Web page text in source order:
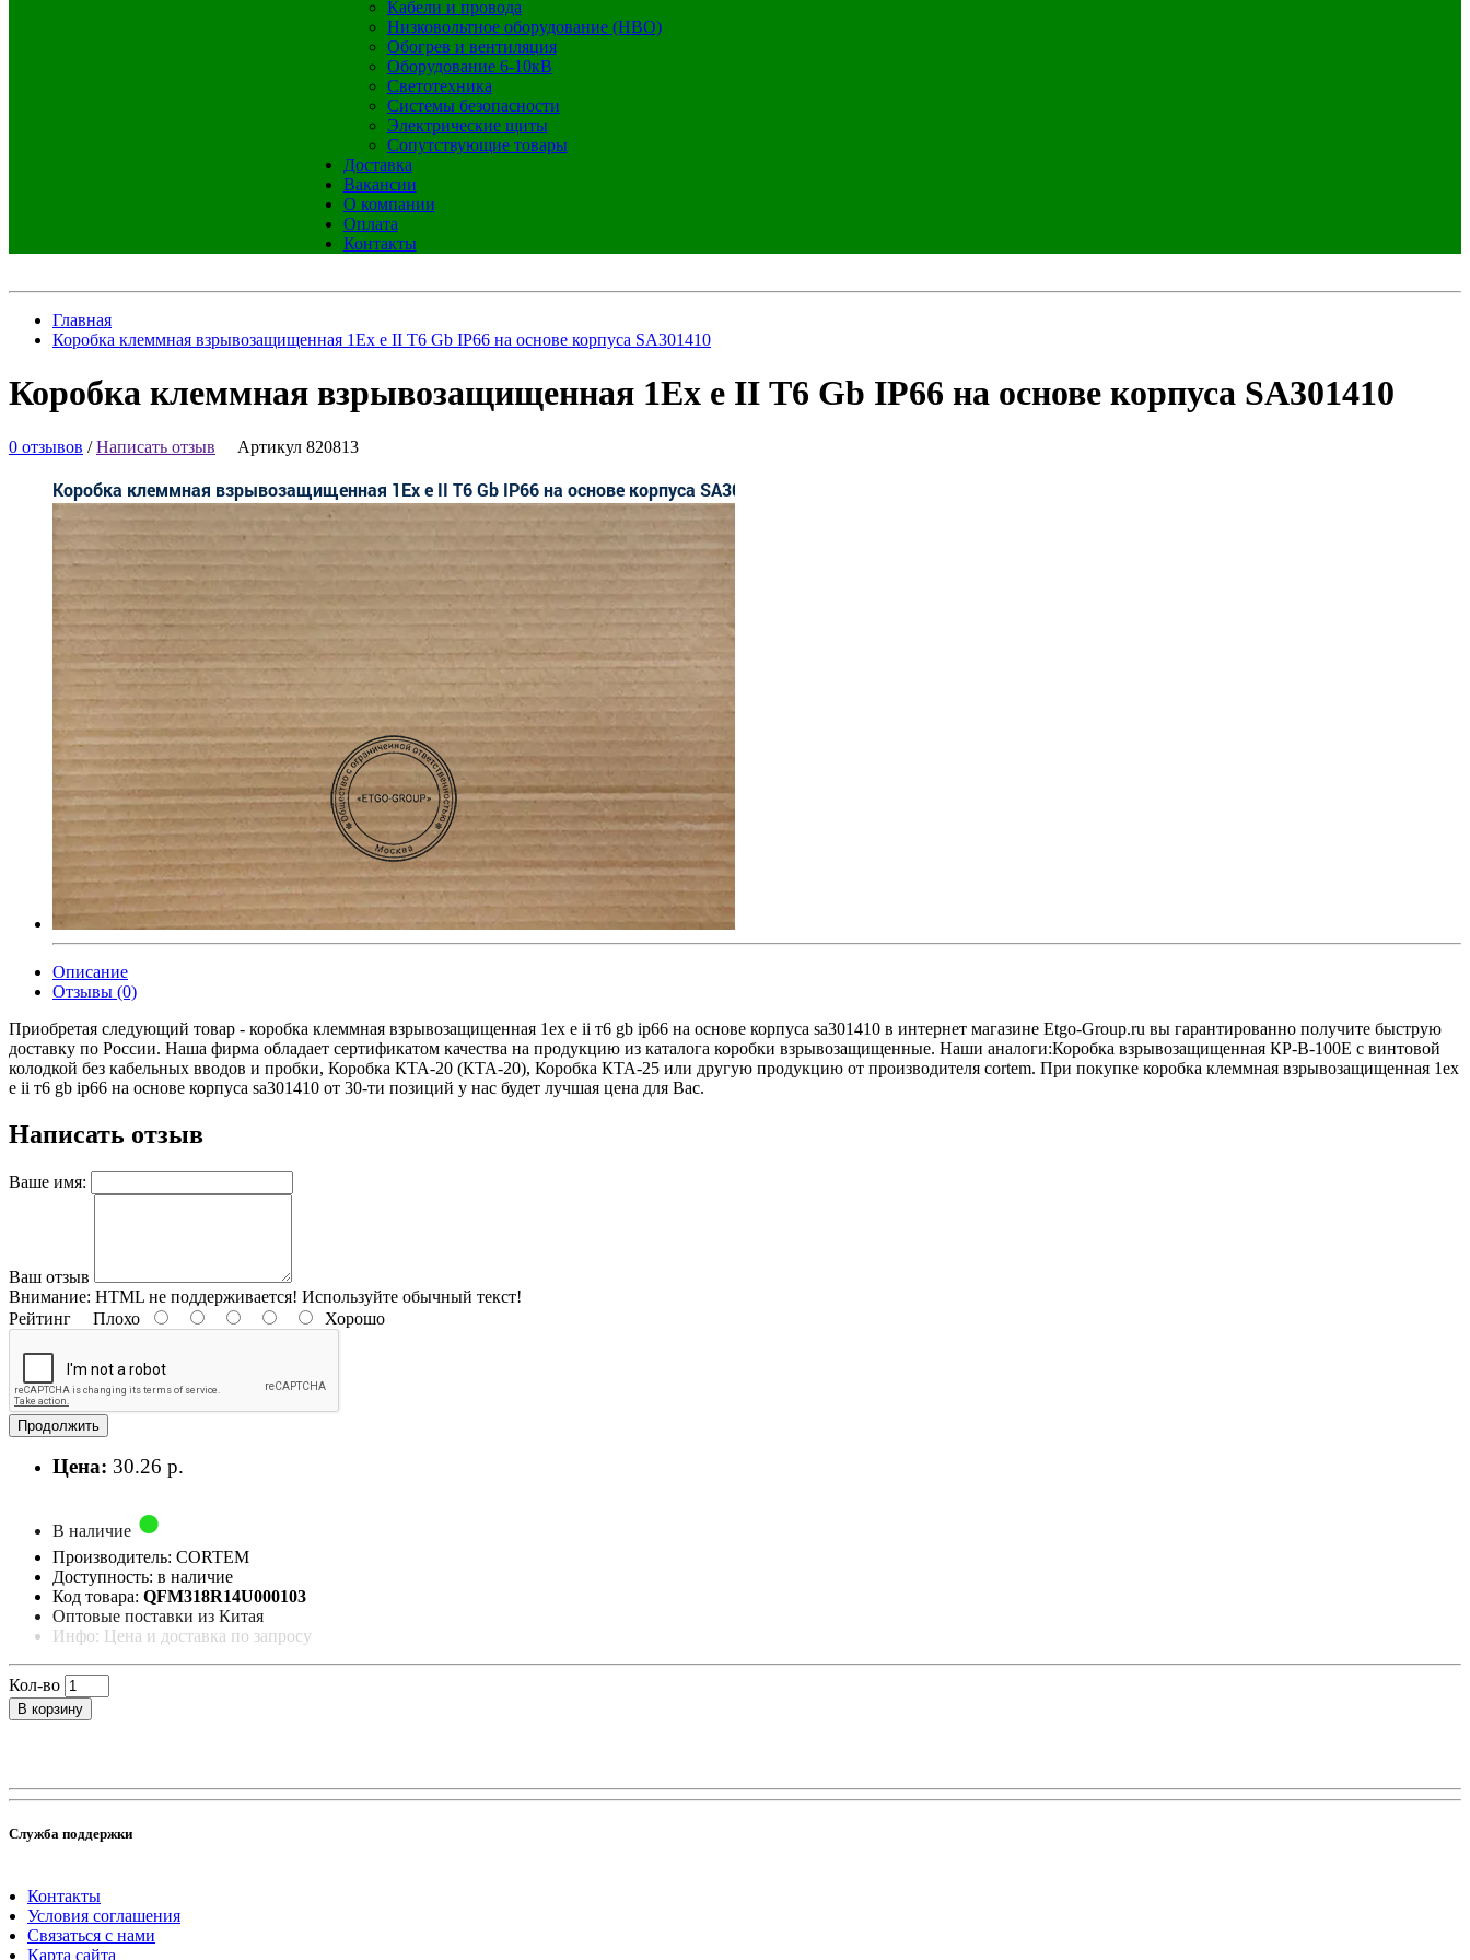
Кабели и провода
Низковольтное оборудование (НВО)
Обогрев и вентиляция
Оборудование 6-10кВ
Светотехника
Системы безопасности
Электрические щиты
Сопутствующие товары
Доставка
Вакансии
О компании
Оплата
Контакты
Главная
Коробка клеммная взрывозащищенная 1Ex e II Т6 Gb IP66 на основе корпуса SA301410
Коробка клеммная взрывозащищенная 1Ex e II Т6 Gb IP66 на основе корпуса SA301410
0 отзывов /Написать отзыв Артикул 820813
Описание
Отзывы (0)
Приобретая следующий товар - коробка клеммная взрывозащищенная 1ex e ii т6 gb ip66 на основе корпуса sa301410 в интернет магазине Etgo-Group.ru вы гарантированно получите быструю
доставку по России. Наша фирма обладает сертификатом качества на продукцию из каталога коробки взрывозащищенные. Наши аналоги:Коробка взрывозащищенная КР-В-100Е с винтовой
колодкой без кабельных вводов и пробки, Коробка КТА-20 (КТА-20), Коробка КТА-25 или другую продукцию от производителя cortem. При покупке коробка клеммная взрывозащищенная 1ex
e ii т6 gb ip66 на основе корпуса sa301410 от 30-ти позиций у нас будет лучшая цена для Вас.
Написать отзыв
Ваше имя:
Ваш отзыв
Внимание: HTML не поддерживается! Используйте обычный текст!
Рейтинг Плохо Хорошо
Продолжить
Цена: 30.26 р.
В наличие
Производитель: CORTEM
Доступность: в наличие
Код товара: QFM318R14U000103
Оптовые поставки из Китая
Инфо: Цена и доставка по запросу
Кол-во
В корзину
Служба поддержки
Контакты
Условия соглашения
Связаться с нами
Карта сайта